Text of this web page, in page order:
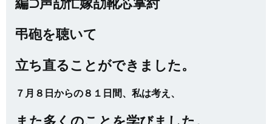
弔砲を聴いて
立ち直ることができました。
７月８日からの８１日間、私は考え、
また多くのことを学びました。